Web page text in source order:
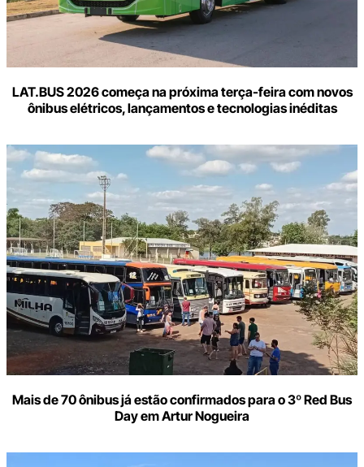
LAT.BUS 2026 começa na próxima terça-feira com novos
ônibus elétricos, lançamentos e tecnologias inéditas
Mais de 70 ônibus já estão confirmados para o 3º Red Bus
Day em Artur Nogueira